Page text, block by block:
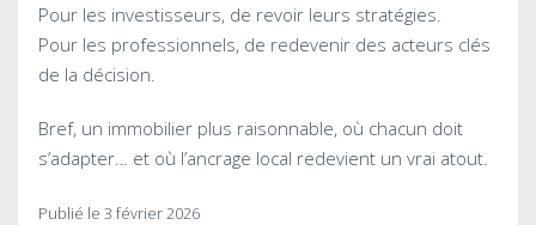
Pour les investisseurs, de revoir leurs stratégies.
Pour les professionnels, de redevenir des acteurs clés
de la décision.
Bref, un immobilier plus raisonnable, où chacun doit
s’adapter… et où l’ancrage local redevient un vrai atout.
Publié le 3 février 2026